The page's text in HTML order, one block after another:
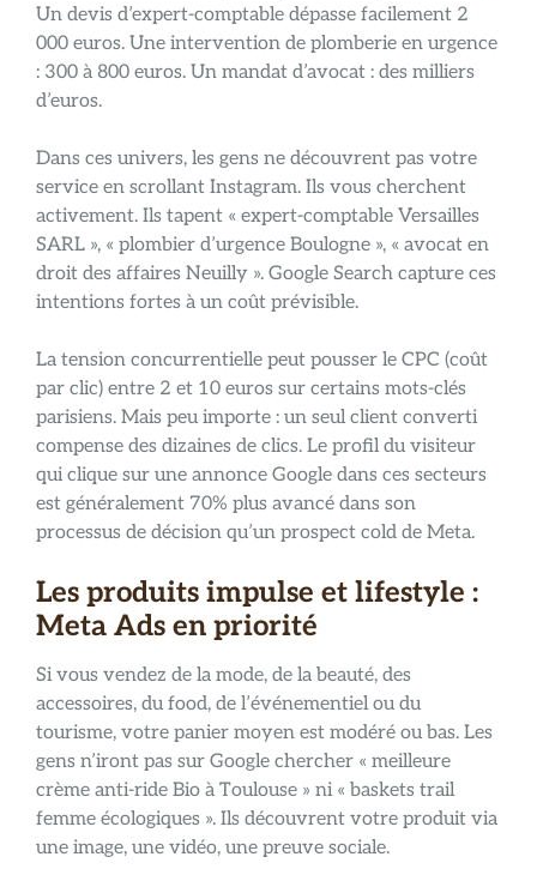
Un devis d’expert-comptable dépasse facilement 2
000 euros. Une intervention de plomberie en urgence
: 300 à 800 euros. Un mandat d’avocat : des milliers
d’euros.
Dans ces univers, les gens ne découvrent pas votre
service en scrollant Instagram. Ils vous cherchent
activement. Ils tapent « expert-comptable Versailles
SARL », « plombier d’urgence Boulogne », « avocat en
droit des affaires Neuilly ». Google Search capture ces
intentions fortes à un coût prévisible.
La tension concurrentielle peut pousser le CPC (coût
par clic) entre 2 et 10 euros sur certains mots-clés
parisiens. Mais peu importe : un seul client converti
compense des dizaines de clics. Le profil du visiteur
qui clique sur une annonce Google dans ces secteurs
est généralement 70% plus avancé dans son
processus de décision qu’un prospect cold de Meta.
Les produits impulse et lifestyle :
Meta Ads en priorité
Si vous vendez de la mode, de la beauté, des
accessoires, du food, de l’événementiel ou du
tourisme, votre panier moyen est modéré ou bas. Les
gens n’iront pas sur Google chercher « meilleure
crème anti-ride Bio à Toulouse » ni « baskets trail
femme écologiques ». Ils découvrent votre produit via
une image, une vidéo, une preuve sociale.